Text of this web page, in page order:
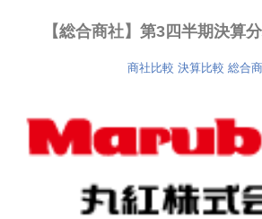
【総合商社】第3四半期決算
商社比較 決算比較 総合